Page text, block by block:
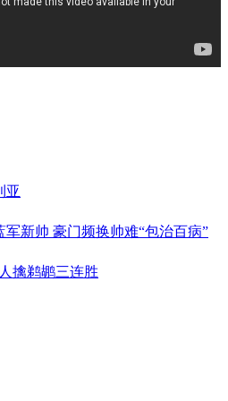
亚
军新帅 豪门频换帅难“包治百病”
擒鹈鹕三连胜